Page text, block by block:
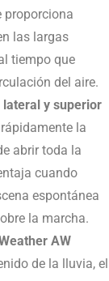
proporciona
las largas
tiempo que
del aire.
lateral y superior
la
abrir toda la
cuando
espontánea
la marcha.
AW
de la lluvia, el